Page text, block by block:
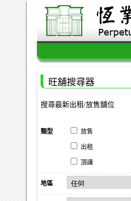
旺舖搜尋器
搜尋最新出租/放售舖位
類型 放售
出租
頂讓
地區